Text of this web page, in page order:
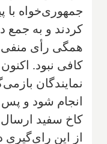
جمهوری‌خواه با
کردند و به جمع
همگی رأی منفی
کافی نبود.
نمایندگان
انجام شود و پس
کاخ سفید
از این